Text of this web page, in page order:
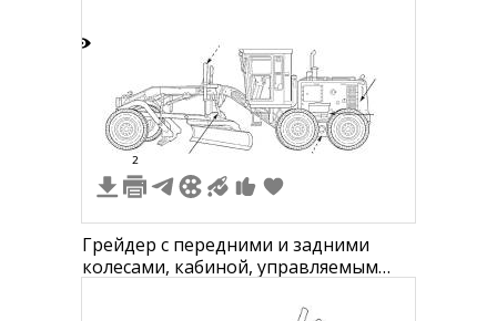
2
Грейдер с передними и задними
колесами, кабиной, управляемым